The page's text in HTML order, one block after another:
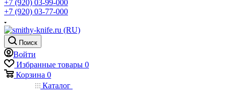
+7 (920) 03-99-000
+7 (920) 03-77-000
Поиск
Войти
Избранные товары 0
Корзина 0
Каталог